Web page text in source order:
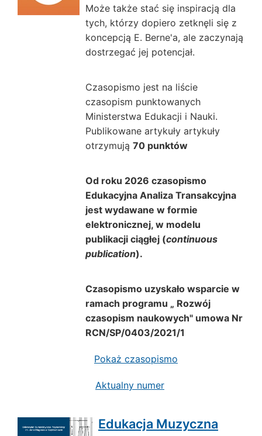
Może także stać się inspiracją dla
tych, którzy dopiero zetknęli się z
koncepcją E. Berne'a, ale zaczynają
dostrzegać jej potencjał.
Czasopismo jest na liście
czasopism punktowanych
Ministerstwa Edukacji i Nauki.
Publikowane artykuły artykuły
otrzymują 70 punktów
Od roku 2026 czasopismo
Edukacyjna Analiza Transakcyjna
jest wydawane w formie
elektronicznej, w modelu
publikacji ciągłej (continuous
publication).
Czasopismo uzyskało wsparcie w
ramach programu „ Rozwój
czasopism naukowych" umowa Nr
RCN/SP/0403/2021/1
Pokaż czasopismo
Aktualny numer
Edukacja Muzyczna